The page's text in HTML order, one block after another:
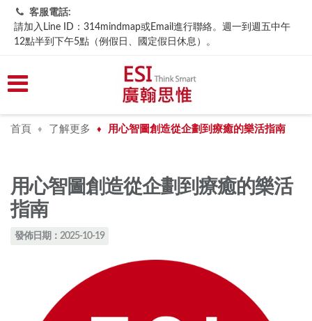
客服電話:
請加入Line ID：314mindmap或Email進行聯絡。週一到週五中午
12點半到下午5點（例假日、國定假日休息）。
首頁 ♦ 了解更多 ♦ 用心智圖創造從企劃到療癒的樂活指南
用心智圖創造從企劃到療癒的樂活
指南
發佈日期：2025-10-19